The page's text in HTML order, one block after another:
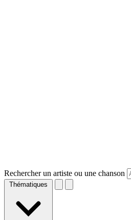
Rechercher un artiste ou une chanson
Thématiques